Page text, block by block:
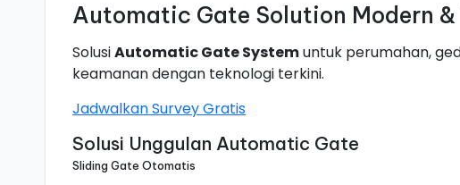
Automatic Gate Solution Modern
SolusiAutomatic Gate Systemuntuk perumahan,
keamanan dengan teknologi terkini.
Jadwalkan Survey Gratis
Solusi Unggulan Automatic Gate
Sliding Gate Otomatis